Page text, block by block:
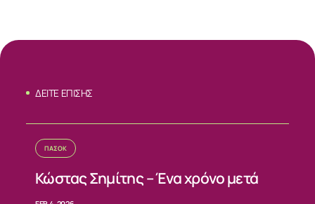
ΣΧΕΤΙΚΑ
ΝΕΑ
ΔΕΙΤΕ ΕΠΙΣΗΣ
ΠΑΣΟΚ
Κώστας Σημίτης – Ένα χρόνο μετά